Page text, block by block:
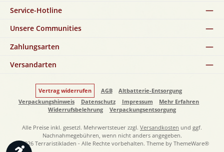
Werkzeugleiste anzeigen
Service-Hotline
Unsere Communities
Zahlungsarten
Versandarten
Vertrag widerrufen AGB
Altbatterie-Entsorgung
Verpackungshinweis
Datenschutz Impressum
Mehr Erfahren
Widerrufsbelehrung
Verpackungsentsorgung
Alle Preise inkl. gesetzl. Mehrwertsteuer zzgl. Versandkosten und ggf.
Nachnahmegebühren, wenn nicht anders angegeben.
© 2026 Terraristikladen - Alle Rechte vorbehalten. Theme by ThemeWare®